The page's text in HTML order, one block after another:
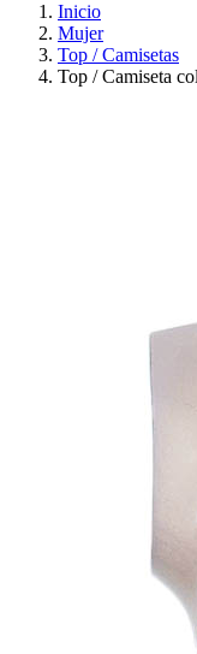
Inicio
Mujer
Top / Camisetas
Top / Camiseta